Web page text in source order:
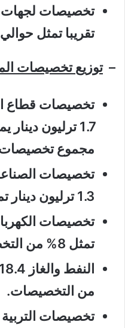
تقريبا تمثل حوالي 2.2% من التخصيصات.
–توزيع تخصيصات
تخصيصات قطاع
مجموع تخصيصات
تخصيصات
1.3 ترليون دينار تمثل 1% من التخصيصات.
تمثل 8% من التخصيصات.
من التخصيصات.